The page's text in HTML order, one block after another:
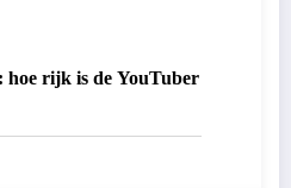
hoe rijk is de YouTuber